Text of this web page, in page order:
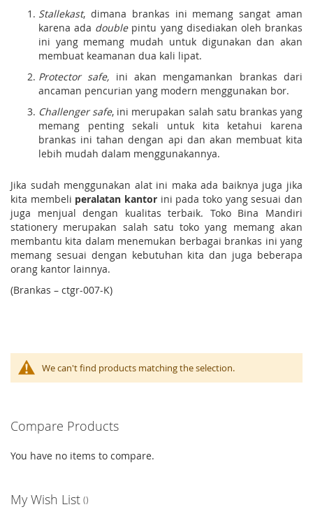
Stallekast, dimana brankas ini memang sangat aman
karena ada doublepintu yang disediakan oleh brankas
ini yang memang mudah untuk digunakan dan akan
membuat keamanan dua kali lipat.
Protector safe, ini akan mengamankan brankas dari
ancaman pencurian yang modern menggunakan bor.
Challenger safe, ini merupakan salah satu brankas yang
memang penting sekali untuk kita ketahui karena
brankas ini tahan dengan api dan akan membuat kita
lebih mudah dalam menggunakannya.
Jika sudah menggunakan alat ini maka ada baiknya juga jika
kita membeli peralatan kantor ini pada toko yang sesuai dan
juga menjual dengan kualitas terbaik. Toko Bina Mandiri
stationery merupakan salah satu toko yang memang akan
membantu kita dalam menemukan berbagai brankas ini yang
memang sesuai dengan kebutuhan kita dan juga beberapa
orang kantor lainnya.
(Brankas – ctgr-007-K)
We can't find products matching the selection.
Compare Products
You have no items to compare.
My Wish List